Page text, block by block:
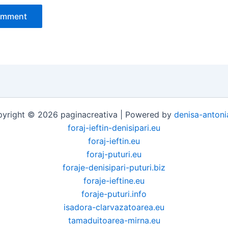
© 2026 paginacreativa | Powered by denisa-
foraj-ieftin-denisipari.eu
foraj-ieftin.eu
foraj-puturi.eu
foraje-denisipari-puturi.biz
foraje-ieftine.eu
foraje-puturi.info
isadora-clarvazatoarea.eu
tamaduitoarea-mirna.eu